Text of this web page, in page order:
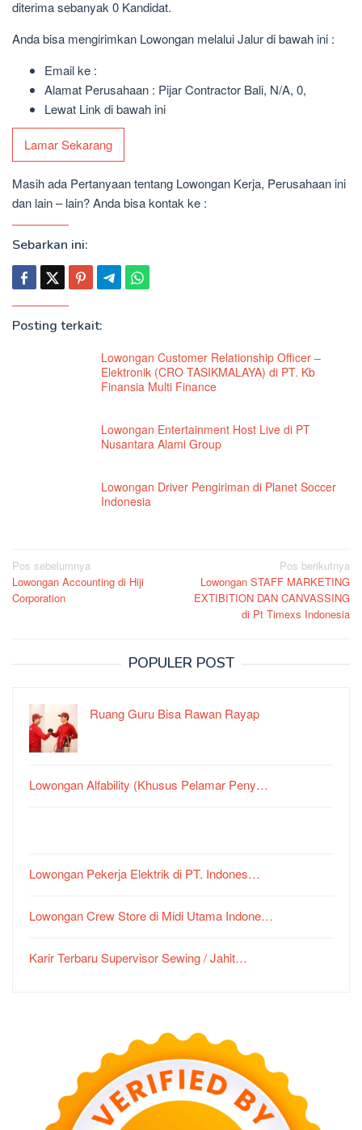
diterima sebanyak 0 Kandidat.
Anda bisa mengirimkan Lowongan melalui Jalur di bawah ini :
Email ke :
Alamat Perusahaan : Pijar Contractor Bali, N/A, 0,
Lewat Link di bawah ini
Lamar Sekarang
Masih ada Pertanyaan tentang Lowongan Kerja, Perusahaan ini
dan lain – lain? Anda bisa kontak ke :
Sebarkan ini:
Posting terkait:
Lowongan Customer Relationship Officer –
Elektronik (CRO TASIKMALAYA) di PT. Kb
Finansia Multi Finance
Lowongan Entertainment Host Live di PT
Nusantara Alami Group
Lowongan Driver Pengiriman di Planet Soccer
Indonesia
Navigasi
pos
Pos sebelumnya
Lowongan Accounting di Hiji
Corporation
Pos berikutnya
Lowongan STAFF MARKETING
EXTIBITION DAN CANVASSING
di Pt Timexs Indonesia
POPULER POST
Ruang Guru Bisa Rawan Rayap
Lowongan Alfability (Khusus Pelamar Peny…
Lowongan Pekerja Elektrik di PT. Indones…
Lowongan Crew Store di Midi Utama Indone…
Karir Terbaru Supervisor Sewing / Jahit…